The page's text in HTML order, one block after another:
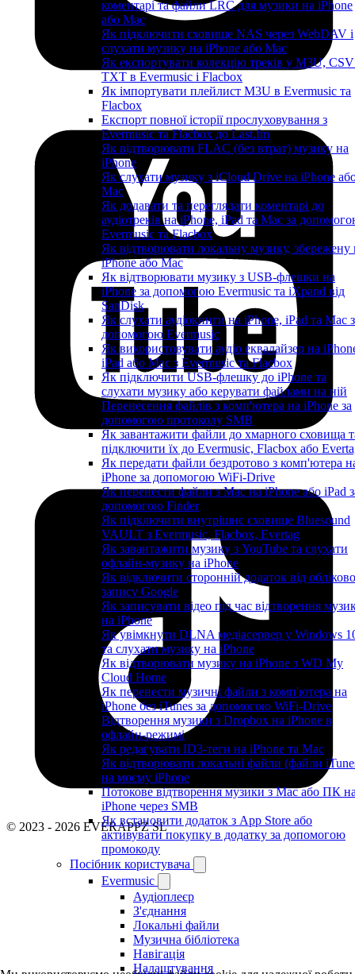
коментарі та файли LRC для музики на iPhone
або Mac
Як підключити сховище NAS через WebDAV і
слухати музику на iPhone або Mac
Як експортувати колекцію треків у M3U,
TXT в Evermusic і Flacbox
Як імпортувати плейлист M3U в Evermusic та
Flacbox
Експорт повної історії прослуховування з
Evermusic та Flacbox до Last.fm
Як відтворювати FLAC (без втрат) музику на
iPhone
Як слухати музику з iCloud Drive на iPhone
Mac
Як додавати та переглядати коментарі до
аудіотреків на iPhone, iPad та Mac за
Evermusic та Flacbox
Як відтворювати локальну музику, збережену
iPhone або Mac
Як відтворювати музику з USB-флешки на
iPhone за допомогою Evermusic та iXpand від
SanDisk
Як слухати аудіокниги на iPhone, iPad та Mac
допомогою Evermusic
Як використовувати аудіо еквалайзер на
iPad або Mac з Evermusic та Flacbox
Як підключити USB-флешку до iPhone та
слухати музику або керувати файлами на ній
Перенесення файлів з комп'ютера на iPhone за
допомогою протоколу SMB
Як завантажити файли до хмарного сховища
підключити їх до Evermusic, Flacbox або
Як передати файли бездротово з комп'ютера
iPhone за допомогою WiFi-Drive
Як перенести файли з Mac на iPhone або iPad
допомогою Finder
Як підключити внутрішнє сховище Bluesound
VAULT з Evermusic, Flacbox, Evertag
Як завантажити музику з YouTube та слухати
офлайн-музику на iPhone
Як відключити сторонній додаток від
запису Google
Як записувати відео під час відтворення
на iPhone
Як увімкнути DLNA медіасервер у Windows
та слухати музику на iPhone
Як відтворювати музику на iPhone з WD My
Cloud Home
Як перенести музичні файли з комп'ютера на
iPhone без iTunes за допомогою WiFi-Drive
Відтворення музики з Dropbox на iPhone в
офлайн-режимі
Як редагувати ID3-теги на iPhone та Mac
Як відтворювати локальні файли (файли
на моєму iPhone
Потокове відтворення музики з Mac або ПК
iPhone через SMB
Як встановити додаток з App Store або
активувати покупку в додатку за допомогою
промокоду
Посібник користувача
Evermusic
Аудіоплеєр
З'єднання
Локальні файли
Музична бібліотека
Навігація
Налаштування
© 2023 - 2026 EVERAPPZ SL